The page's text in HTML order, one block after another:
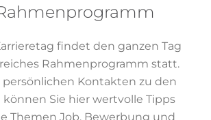
findet den ganzen Tag
Rahmenprogramm statt.
Kontakten zu den
können Sie hier wertvolle Tipps
Themen Job, Bewerbung und